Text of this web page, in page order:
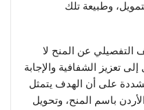
وطبيعة تلك
التفصيلي عن المنح لا
تعزيز الشفافية والإجابة
على أن الهدف يتمثل
باسم المنح، وتحويل